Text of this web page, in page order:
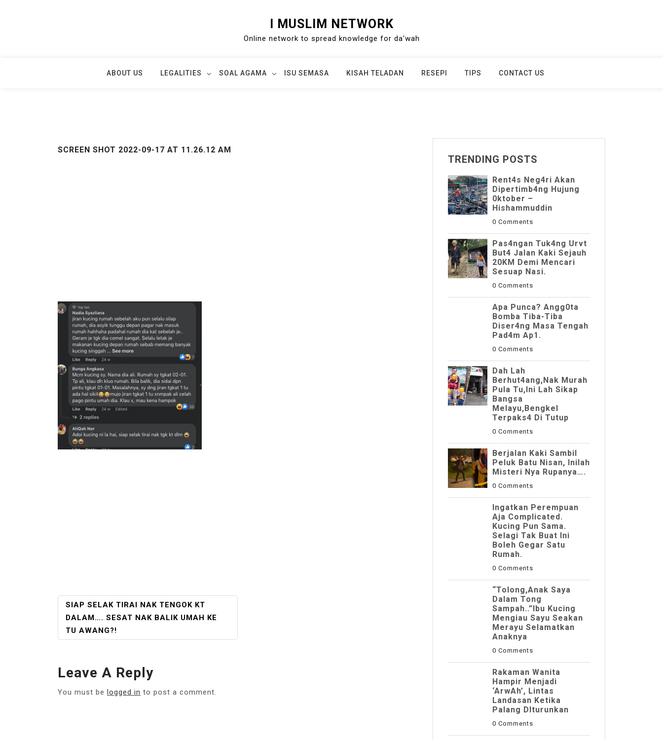
I MUSLIM NETWORK
Online network to spread knowledge for da'wah
ABOUT US LEGALITIES SOAL AGAMA ISU SEMASA KISAH TELADAN RESEPI TIPS CONTACT US
SCREEN SHOT 2022-09-17 AT 11.26.12 AM
POST
NAVIGATION
SIAP SELAK TIRAI NAK TENGOK KT
DALAM…. SESAT NAK BALIK UMAH KE
TU AWANG?!
Leave A Reply
You must be logged in to post a comment.
TRENDING POSTS
Rent4s Neg4ri Akan
Dipertimb4ng Hujung
0ktober –
Hishammuddin
0 Comments
Pas4ngan Tuk4ng Urvt
But4 JaIan Kaki Sejauh
20KM Demi Mencari
Sesuap Nasi.
0 Comments
Apa Punca? Angg0ta
Bomba Tiba-Tiba
Diser4ng Masa Tengah
Pad4m Ap1.
0 Comments
Dah Lah
Berhut4ang,Nak Murah
Pula Tu,Ini Lah Sikap
Bangsa
Melayu,Bengkel
Terpaks4 Di Tutup
0 Comments
Berjalan Kaki Sambil
Peluk Batu Nisan, Inilah
Misteri Nya Rupanya….
0 Comments
Ingatkan Perempuan
Aja Complicated.
Kucing Pun Sama.
Selagi Tak Buat Ini
Boleh Gegar Satu
Rumah.
0 Comments
“Tolong,Anak Saya
Dalam Tong
Sampah..”Ibu Kucing
Mengiau Sayu Seakan
Merayu Selamatkan
Anaknya
0 Comments
Rakaman Wanita
Hampir Menjadi
‘ArwAh’, Lintas
Landasan Ketika
Palang DIturunkan
0 Comments